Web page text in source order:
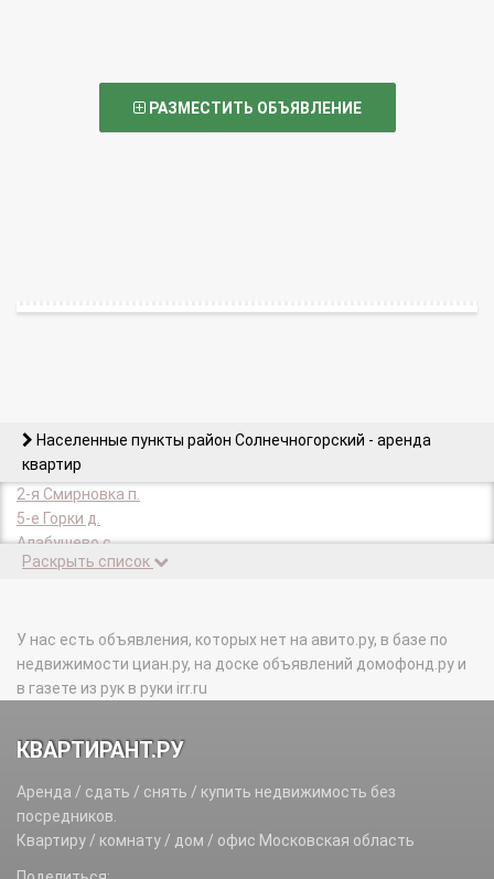
РАЗМЕСТИТЬ ОБЪЯВЛЕНИЕ
Населенные пункты район Солнечногорский - аренда
квартир
2-я Смирновка п.
5-е Горки д.
Алабушево с.
Алексеевское д.
Баранцево д.
Барское-Мелечкино д.
Бедово д.
Белавино д.
Бережки д.
Березки п.
Берсеневка д.
Благовещенка д.
Раскрыть список
У нас есть объявления, которых нет на авито.ру, в базе по
недвижимости циан.ру, на доске объявлений домофонд.ру и
в газете из рук в руки irr.ru
КВАРТИРАНТ.РУ
Аренда / сдать / снять / купить недвижимость без
посредников.
Квартиру / комнату / дом / офис Московская область